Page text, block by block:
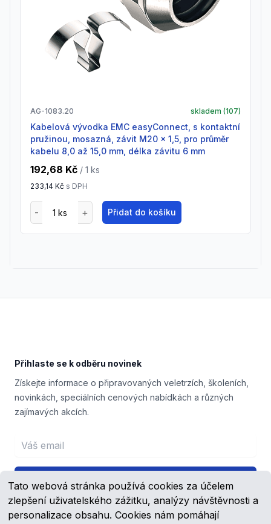
Tato webová stránka používá cookies za účelem
zlepšení uživatelského zážitku, analýzy návštěvnosti a
personalizace obsahu. Cookies nám pomáhají
AG-1083.20 skladem (107)
Kabelová vývodka EMC easyConnect, s kontaktní
pružinou, mosazná, závit M20 x 1,5, pro průměr
kabelu 8,0 až 15,0 mm, délka závitu 6 mm
192,68 Kč / 1 ks
233,14 Kč s DPH
Přidat do košíku
Přihlaste se k odběru novinek
Získejte informace o připravovaných veletrzích, školeních,
novinkách, speciálních cenových nabídkách a různých
zajímavých akcích.
Email address
Přihlášení